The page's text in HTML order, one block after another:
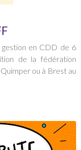
gestion en CDD de 6
de la fédération
ou à Brest au